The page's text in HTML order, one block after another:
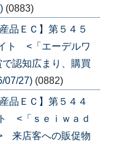
(0883)
品ＥＣ】第５４５
ト <「エーデルワ
認知広まり、購買
07/27) (0882)
品ＥＣ】第５４４
<「ｓｅｉｗａｄ
来店客への販促物